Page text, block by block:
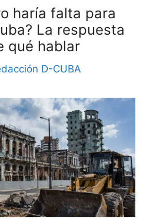
haría falta para
La respuesta
qué hablar
D-CUBA